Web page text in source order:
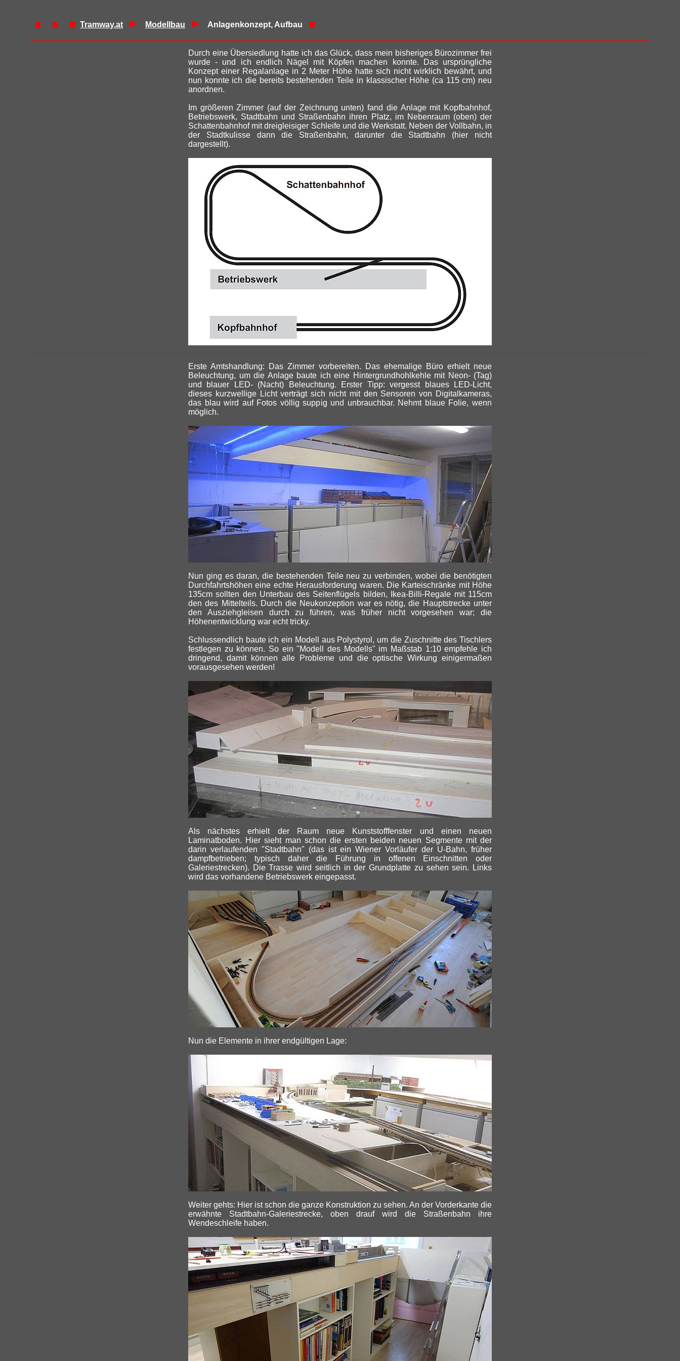
Tramway.at Modellbau Anlagenkonzept, Aufbau
Durch eine Übersiedlung hatte ich das Glück, dass mein bisheriges Bürozimmer frei
wurde - und ich endlich Nägel mit Köpfen machen konnte. Das ursprüngliche
Konzept einer Regalanlage in 2 Meter Höhe hatte sich nicht wirklich bewährt, und
nun konnte ich die bereits bestehenden Teile in klassischer Höhe (ca 115 cm) neu
anordnen.
Im größeren Zimmer (auf der Zeichnung unten) fand die Anlage mit Kopfbahnhof,
Betriebswerk, Stadtbahn und Straßenbahn ihren Platz, im Nebenraum (oben) der
Schattenbahnhof mit dreigleisiger Schleife und die Werkstatt. Neben der Vollbahn, in
der Stadtkulisse dann die Straßenbahn, darunter die Stadtbahn (hier nicht
dargestellt).
Erste Amtshandlung: Das Zimmer vorbereiten. Das ehemalige Büro erhielt neue
Beleuchtung, um die Anlage baute ich eine Hintergrundhohlkehle mit Neon- (Tag)
und blauer LED- (Nacht) Beleuchtung. Erster Tipp: vergesst blaues LED-Licht,
dieses kurzwellige Licht verträgt sich nicht mit den Sensoren von Digitalkameras,
das blau wird auf Fotos völlig suppig und unbrauchbar. Nehmt blaue Folie, wenn
möglich.
Nun ging es daran, die bestehenden Teile neu zu verbinden, wobei die benötigten
Durchfahrtshöhen eine echte Herausforderung waren. Die Karteischränke mit Höhe
135cm sollten den Unterbau des Seitenflügels bilden, Ikea-Billi-Regale mit 115cm
den des Mittelteils. Durch die Neukonzeption war es nötig, die Hauptstrecke unter
den Ausziehgleisen durch zu führen, was früher nicht vorgesehen war; die
Höhenentwicklung war echt tricky.
Schlussendlich baute ich ein Modell aus Polystyrol, um die Zuschnitte des Tischlers
festlegen zu können. So ein "Modell des Modells" im Maßstab 1:10 empfehle ich
dringend, damit können alle Probleme und die optische Wirkung einigermaßen
vorausgesehen werden!
Als nächstes erhielt der Raum neue Kunststofffenster und einen neuen
Laminatboden. Hier sieht man schon die ersten beiden neuen Segmente mit der
darin verlaufenden "Stadtbahn" (das ist ein Wiener Vorläufer der U-Bahn, früher
dampfbetrieben; typisch daher die Führung in offenen Einschnitten oder
Galeriestrecken). Die Trasse wird seitlich in der Grundplatte zu sehen sein. Links
wird das vorhandene Betriebswerk eingepasst.
Nun die Elemente in ihrer endgültigen Lage:
Weiter gehts: Hier ist schon die ganze Konstruktion zu sehen. An der Vorderkante die
erwähnte Stadtbahn-Galeriestrecke, oben drauf wird die Straßenbahn ihre
Wendeschleife haben.